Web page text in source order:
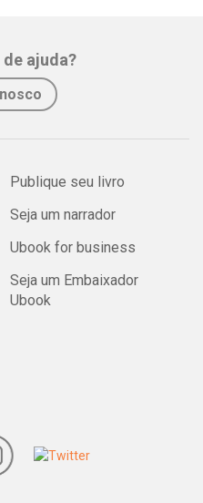
ajuda?
Publique seu livro
Seja um narrador
Ubook for business
Seja um Embaixador
Ubook